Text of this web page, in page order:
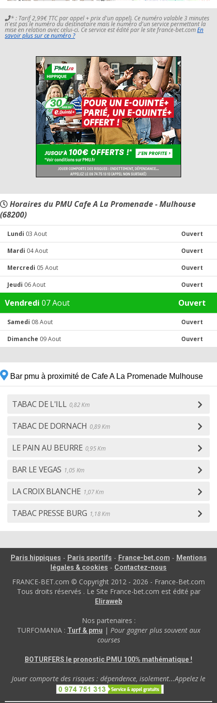
* : Tarif 2,99€ TTC par appel + prix d'un appel). Ce numéro valable 3 minutes
n'est pas le numéro du destinataire mais le numéro d'un service permettant la
mise en relation avec celui-ci. Ce service est édité par le site france-bet.comEn
savoir plus sur ce numéro ?
Horaires du PMU Cafe A La Promenade - Mulhouse
(68200)
Lundi 03 Aout Ouvert
Mardi 04 Aout Ouvert
Mercredi 05 Aout Ouvert
Jeudi 06 Aout Ouvert
Vendredi 07 Aout Ouvert
Samedi 08 Aout Ouvert
Dimanche 09 Aout Ouvert
Bar pmu à proximité de Cafe A La Promenade Mulhouse
TABAC DE L'ILL 0,82 Km
TABAC DE DORNACH 0,89 Km
LE PAIN AU BEURRE 0,95 Km
BAR LE VEGAS 1,05 Km
LA CROIX BLANCHE 1,07 Km
TABAC PRESSE BURG 1,18 Km
Paris hippiques - Paris sportifs - France-bet.com - Mentions
légales & cookies - Contactez-nous
FRANCE-BET.com © Copyright 2012 - 2026 - France-Bet.com
Tous droits réservés . Le Site France-bet.com est édité par
Eliraweb
Nos partenaires :
TURFOMANIA : Turf & pmu | Pour gagner plus souvent aux
courses
BOTURFERS le pronostic PMU 100% mathématique !
Jouer comporte des risques : dépendence, isolement...Appelez le